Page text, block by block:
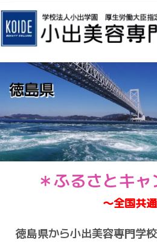
＊ふるさとキャ
〜全国共
徳島県から小出美容専門学